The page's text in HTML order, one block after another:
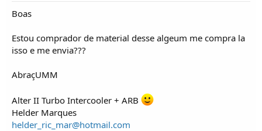
Boas
Estou comprador de material desse algeum me compra la
isso e me envia???
AbraçUMM
Alter II Turbo Intercooler + ARB
Helder Marques
helder_ric_mar@hotmail.com